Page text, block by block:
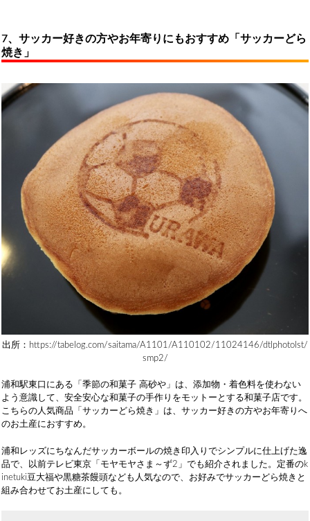
7、サッカー好きの方やお年寄りにもおすすめ「サッカーどら
焼き」
出所：https://tabelog.com/saitama/A1101/A110102/11024146/dtlphotolst/
smp2/
浦和駅東口にある「季節の和菓子 高砂や」は、添加物・着色料を使わない
よう意識して、安全安心な和菓子の手作りをモットーとする和菓子店です。
こちらの人気商品「サッカーどら焼き」は、サッカー好きの方やお年寄りへ
のお土産におすすめ。
浦和レッズにちなんだサッカーボールの焼き印入りでシンプルに仕上げた逸
品で、以前テレビ東京「モヤモヤさま～ず2」でも紹介されました。定番のk
inetuki豆大福や黒糖茶饅頭なども人気なので、お好みでサッカーどら焼きと
組み合わせてお土産にしても。